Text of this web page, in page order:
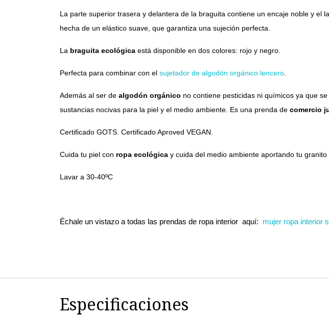
La parte superior trasera y delantera de la braguita contiene un encaje noble y
hecha de un elástico suave, que garantiza una sujeción perfecta.
La braguita ecológica está disponible en dos colores: rojo y negro.
Perfecta para combinar con el sujetador de algodón orgánico lencero
Además al ser de algodón orgánico no contiene pesticidas ni químicos ya que
sustancias nocivas para la piel y el medio ambiente. Es una prenda de comercio
Certificado GOTS. Certificado Aproved VEGAN.
Cuida tu piel con ropa ecológica y cuida del medio ambiente aportando tu granito
Lavar a 30-40ºC
Échale un vistazo a todas las prendas de ropa interior aquí: mujer ropa interior
Especificaciones